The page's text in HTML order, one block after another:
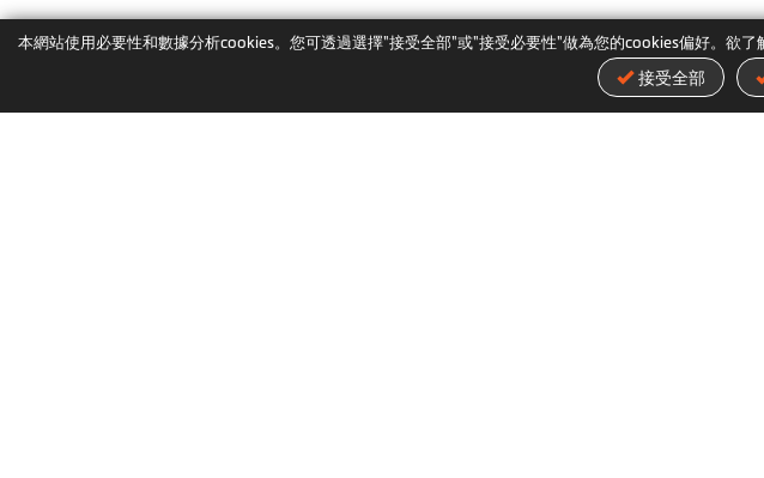
本網站使用必要性和數據分析cookies。您可透過選擇"接受全部"或"接受必要性"做為您的cookies偏好。欲
接受全部